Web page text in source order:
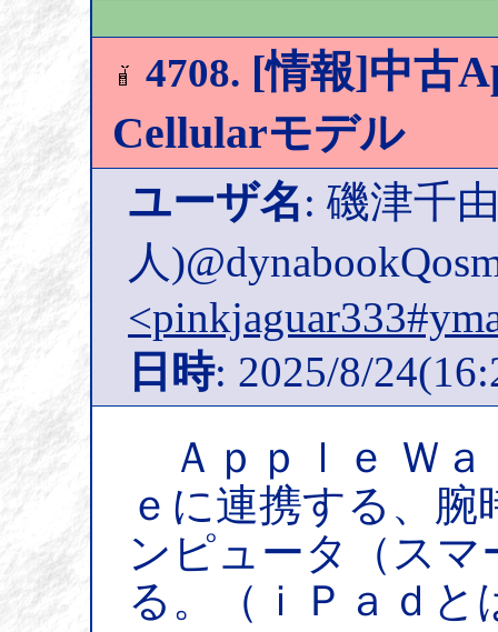
4708. [情報]中古
Cellularモデル
ユーザ名: 磯津千
人
日時: 2025/8/
Ａｐｐｌｅ Ｗａ
ｅに連携する、
ンピュータ（ス
る。（ｉＰａｄと